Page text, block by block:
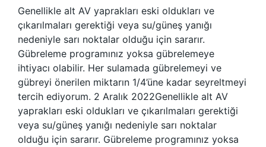
Genellikle alt AV yaprakları eski oldukları ve
çıkarılmaları gerektiği veya su/güneş yanığı
nedeniyle sarı noktalar olduğu için sararır.
Gübreleme programınız yoksa gübrelemeye
ihtiyacı olabilir. Her sulamada gübrelemeyi ve
gübreyi önerilen miktarın 1/4’üne kadar seyreltmeyi
tercih ediyorum. 2 Aralık 2022Genellikle alt AV
yaprakları eski oldukları ve çıkarılmaları gerektiği
veya su/güneş yanığı nedeniyle sarı noktalar
olduğu için sararır. Gübreleme programınız yoksa